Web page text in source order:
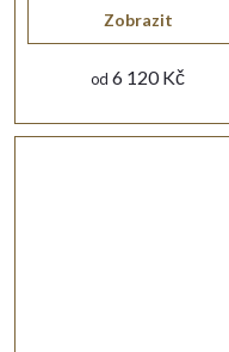
od 6 120 Kč
Zobrazit